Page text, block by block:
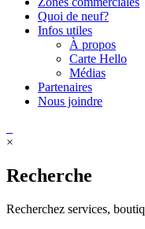
Quoi de neuf?
Infos utiles
À propos
Carte Hello
Médias
Partenaires
Nous joindre
×
Recherche
Recherchez services,